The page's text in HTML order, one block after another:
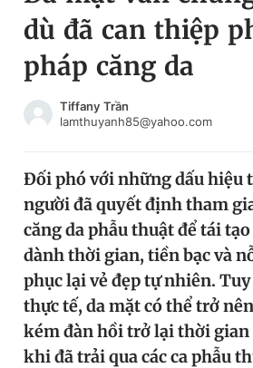
Chuyên mục
Chuyên mục khác
Chào ngày mới
Video
Sản phẩm khác
Tiện ích Bạn
Đổi mật khẩu
Tin đã lưu
Tin đã xem
Đăng xuất
dù đã can thiệp
pháp căng da
Tiffany Trần
lamthuyanh85@yahoo.com
Đối phó với những dấu hiệu
người đã quyết định tham
căng da phẫu thuật để tái
dành thời gian, tiền bạc và
phục lại vẻ đẹp tự nhiên.
thực tế, da mặt có thể trở
kém đàn hồi trở lại thời gian
khi đã trải qua các ca phẫu